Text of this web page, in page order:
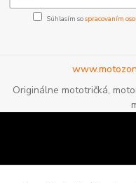
Súhlasím sospracovaním
Originálne mototričká,